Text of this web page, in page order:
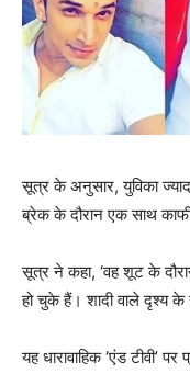
सूत्र के अनुसार, युविका
ब्रेक के दौरान एक साथ
सूत्र ने कहा, ‘वह शूट के
हो चुके हैं। शादी वाले दृश्य
यह धारावाहिक ‘एंड टीवी’